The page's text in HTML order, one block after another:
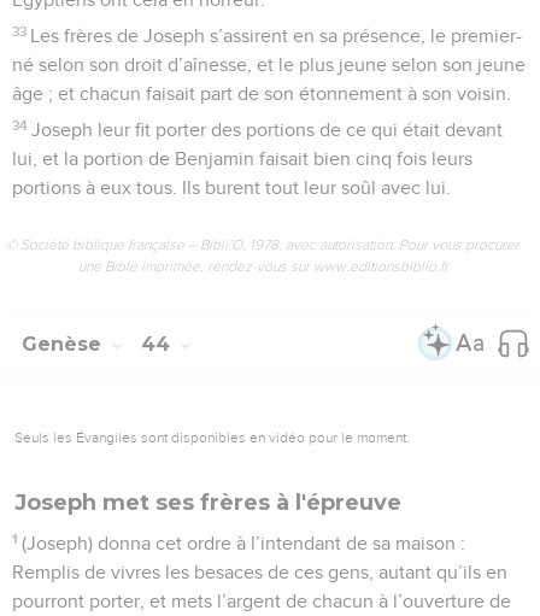
33 Les frères de Joseph s’assirent en sa présence, le premier-
né selon son droit d’aînesse, et le plus jeune selon son jeune
âge ; et chacun faisait part de son étonnement à son voisin.
34 Joseph leur fit porter des portions de ce qui était devant
lui, et la portion de Benjamin faisait bien cinq fois leurs
portions à eux tous. Ils burent tout leur soûl avec lui.
© Société biblique française – Bibli’O, 1978, avec autorisation. Pour vous procurer
une Bible imprimée, rendez-vous sur www.editionsbiblio.fr
Genèse 44
Seuls les Évangiles sont disponibles en vidéo pour le moment.
Joseph met ses frères à l'épreuve
1 (Joseph) donna cet ordre à l’intendant de sa maison :
Remplis de vivres les besaces de ces gens, autant qu’ils en
pourront porter, et mets l’argent de chacun à l’ouverture de